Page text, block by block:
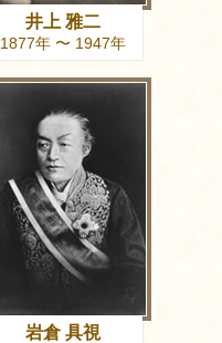
井上 雅二
1877年 〜 1947年
岩倉 具視